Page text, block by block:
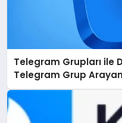
Telegram Grupları ile
Telegram Grup
Çözüm